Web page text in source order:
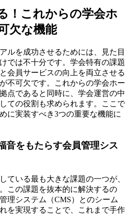
！これからの学会ホ
欠な機能
ルを成功させるためには、見た目
では不十分です。学会特有の課題
会員サービスの向上を両立させる
不可欠です。これからの学会ホー
点であると同時に、学会運営の中
ての役割も求められます。ここで
に実装すべき3つの重要な機能に
音をもたらす会員管理シス
ている最も大きな課題の一つが、
この課題を抜本的に解決するの
理システム（CMS）とのシーム
を実現することで、これまで手作